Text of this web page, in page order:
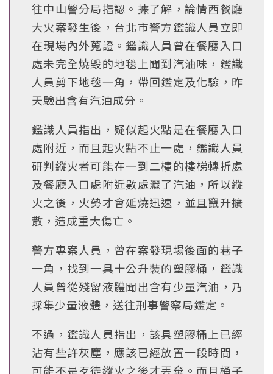
往中山警分局指認。據了解，論情西餐廳
大火案發生後，台北市警方鑑識人員立即
在現場內外蒐證。鑑識人員曾在餐廳入口
處未完全燒毀的地毯上聞到汽油味，鑑識
人員剪下地毯一角，帶回鑑定及化驗，昨
天驗出含有汽油成分。
鑑識人員指出，疑似起火點是在餐廳入口
處附近，而且起火點不止一處，鑑識人員
研判縱火者可能在一到二樓的樓梯轉折處
及餐廳入口處附近數處灑了汽油，所以縱
火之後，火勢才會延燒迅速，並且竄升擴
散，造成重大傷亡。
警方專案人員，曾在案發現場後面的巷子
一角，找到一具十公升裝的塑膠桶，鑑識
人員曾從殘留液體聞出含有少量汽油，乃
採集少量液體，送往刑事警察局鑑定。
不過，鑑識人員指出，該具塑膠桶上已經
沾有些許灰塵，應該已經放置一段時間，
可能不是歹徒縱火之後才丟棄。而且桶子